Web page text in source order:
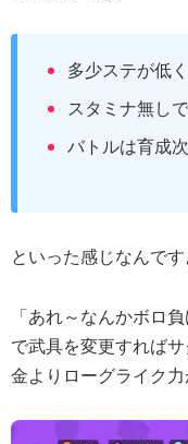
多少ステが低
スタミナ無し
バトルは育成
といった感じなんです
「あれ～なんかボロ
で武具を変更すれば
金よりローグライク力